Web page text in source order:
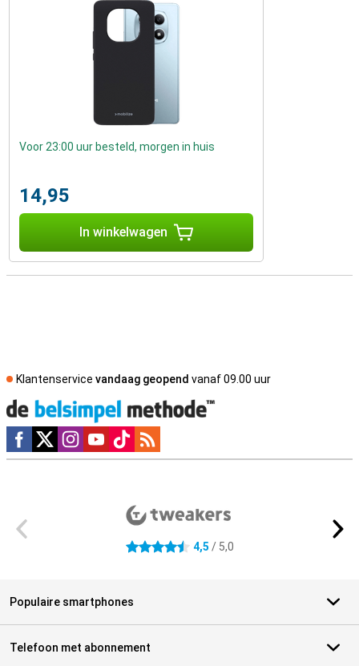
Voor 23:00 uur besteld, morgen in huis
14,95
In winkelwagen
Klantenservice vandaag geopend vanaf 09.00 uur
Social media
4.5 sterren 4,5 / 5,0
Populaire smartphones
Telefoon met abonnement